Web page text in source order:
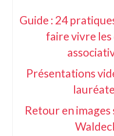
Guide : 24
faire vivre
Présentations
Retour en images